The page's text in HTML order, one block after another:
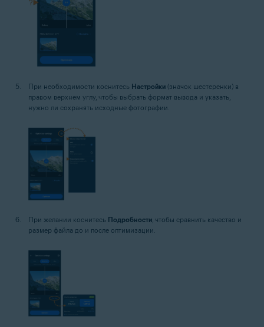
При необходимости коснитесь Настройки (значок шестеренки) в
правом верхнем углу, чтобы выбрать формат вывода и указать,
нужно ли сохранять исходные фотографии.
При желании коснитесь Подробности, чтобы сравнить качество и
размер файла до и после оптимизации.